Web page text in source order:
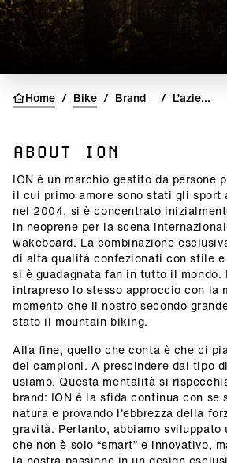
Home / Bike / Brand / L’azienda
ABOUT ION
ION è un marchio gestito da persone
il cui primo amore sono stati gli
nel 2004, si è concentrato
in neoprene per la scena
wakeboard. La combinazione
di alta qualità confezionati con stile e
si è guadagnata fan in tutto il mondo.
intrapreso lo stesso approccio con la
momento che il nostro secondo
stato il mountain biking.
Alla fine, quello che conta è che ci
dei campioni. A prescindere dal tipo
usiamo. Questa mentalità si
brand: ION è la sfida continua con se
natura e provando l'ebbrezza della
gravità. Pertanto, abbiamo sviluppato
che non è solo “smart” e innovativo,